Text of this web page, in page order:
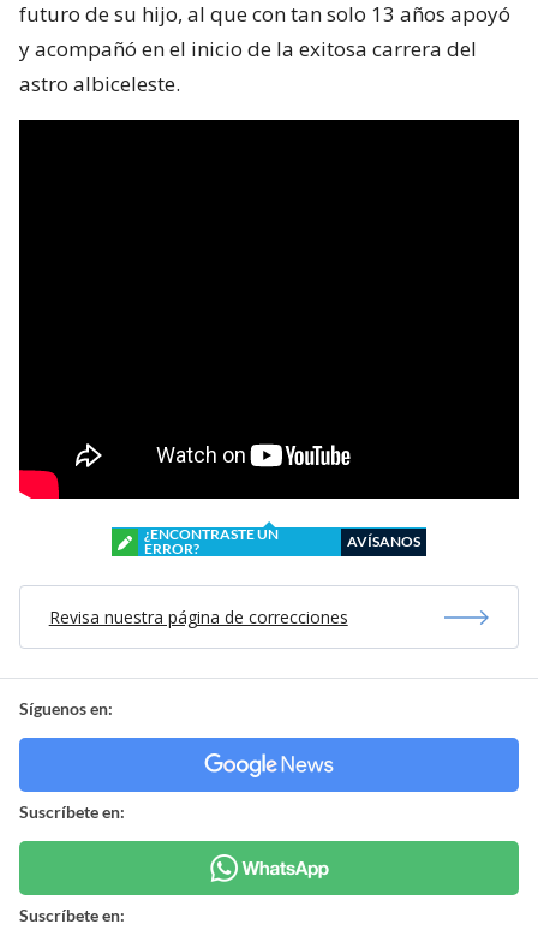
futuro de su hijo, al que con tan solo 13 años apoyó
y acompañó en el inicio de la exitosa carrera del
astro albiceleste.
¿ENCONTRASTE UN
ERROR?
AVÍSANOS
Revisa nuestra página de correcciones
Síguenos en:
Suscríbete en:
Suscríbete en: